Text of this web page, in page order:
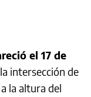
el 17 de
intersección de
la altura del